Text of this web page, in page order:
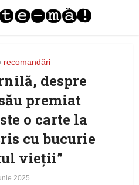
recomandări
despre
premiat
o carte la
cu bucurie
vieții”
2025